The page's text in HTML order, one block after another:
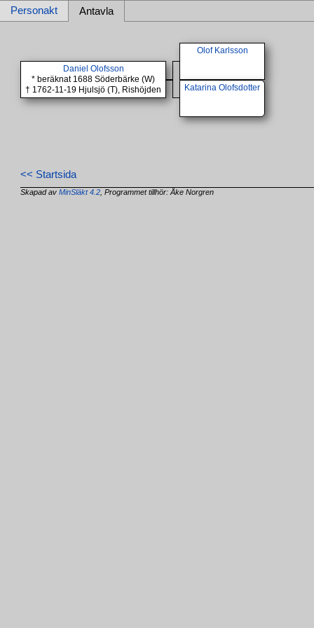
Personakt Antavla
Daniel Olofsson
* beräknat 1688 Söderbärke (W)
† 1762-11-19 Hjulsjö (T), Rishöjden
Olof Karlsson
Katarina Olofsdotter
<< Startsida
Skapad avMinSläkt 4.2 , Programmet tillhör: Åke Norgren